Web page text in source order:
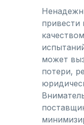
привести
может
потери,